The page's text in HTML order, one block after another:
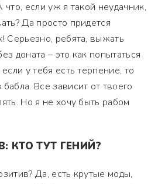
что, если уж я такой неудачник,
Да просто придется
Серьезно, ребята, выжать
доната – это как попытаться
у тебя есть терпение, то
Все зависит от твоего
Но я не хочу быть рабом
КТО ТУТ ГЕНИЙ?
Да, есть крутые моды,